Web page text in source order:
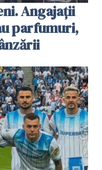
Angajații
parfumuri,